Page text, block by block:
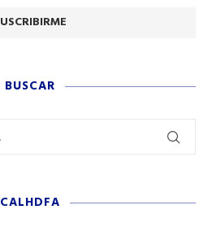
BUSCAR
CALHDFA